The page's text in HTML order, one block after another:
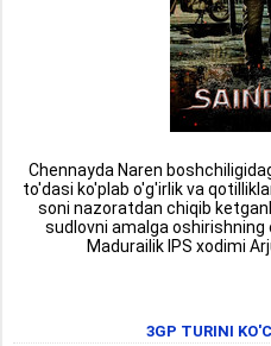
Chennayda Naren
to'dasi ko'plab o'g'irlik va
soni nazoratdan chiqib
sudlovni amalga oshirishning
Madurailik IPS xodimi
3GP TURINI